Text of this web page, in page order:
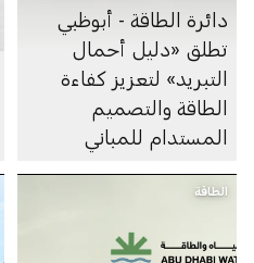
دائرة الطاقة - أبوظبي
تطلق «دليل أحمال
التبريد» لتعزيز كفاءة
الطاقة والتصميم
المستدام للمباني
الطاقة